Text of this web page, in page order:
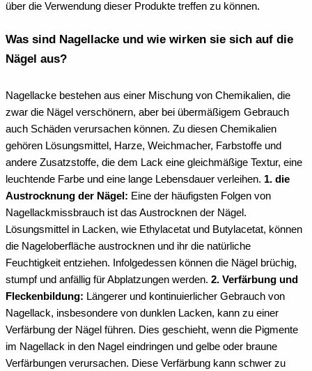
über die Verwendung dieser Produkte treffen zu können.
Was sind Nagellacke und wie wirken sie sich auf die
Nägel aus?
Nagellacke bestehen aus einer Mischung von Chemikalien, die
zwar die Nägel verschönern, aber bei übermäßigem Gebrauch
auch Schäden verursachen können. Zu diesen Chemikalien
gehören Lösungsmittel, Harze, Weichmacher, Farbstoffe und
andere Zusatzstoffe, die dem Lack eine gleichmäßige Textur, eine
leuchtende Farbe und eine lange Lebensdauer verleihen. 1. die
Austrocknung der Nägel: Eine der häufigsten Folgen von
Nagellackmissbrauch ist das Austrocknen der Nägel.
Lösungsmittel in Lacken, wie Ethylacetat und Butylacetat, können
die Nageloberfläche austrocknen und ihr die natürliche
Feuchtigkeit entziehen. Infolgedessen können die Nägel brüchig,
stumpf und anfällig für Abplatzungen werden. 2. Verfärbung und
Fleckenbildung: Längerer und kontinuierlicher Gebrauch von
Nagellack, insbesondere von dunklen Lacken, kann zu einer
Verfärbung der Nägel führen. Dies geschieht, wenn die Pigmente
im Nagellack in den Nagel eindringen und gelbe oder braune
Verfärbungen verursachen. Diese Verfärbung kann schwer zu